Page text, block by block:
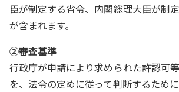
臣が制定する省令、内閣総理大臣が制
が含まれます。
②審査基準
行政庁が申請により求められた許認可
を、法令の定めに従って判断するため